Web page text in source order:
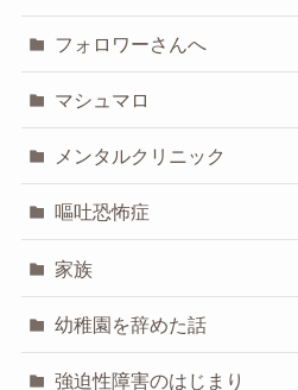
フォロワーさんへ
マシュマロ
メンタルクリニック
嘔吐恐怖症
家族
幼稚園を辞めた話
強迫性障害のはじまり